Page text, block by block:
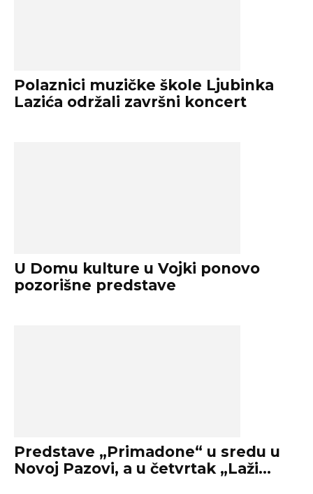
Polaznici muzičke škole Ljubinka
Lazića održali završni koncert
U Domu kulture u Vojki ponovo
pozorišne predstave
Predstave „Primadone“ u sredu u
Novoj Pazovi, a u četvrtak „Laži...